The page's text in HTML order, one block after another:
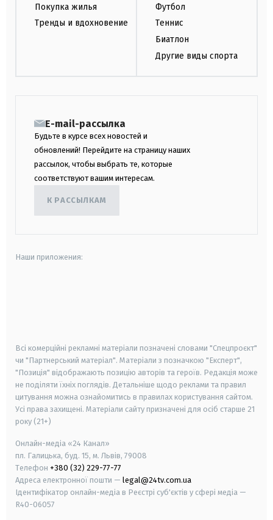
Покупка жилья
Тренды и вдохновение
Футбол
Теннис
Биатлон
Другие виды спорта
E-mail-рассылка
Будьте в курсе всех новостей и
обновлений! Перейдите на страницу наших
рассылок, чтобы выбрать те, которые
соответствуют вашим интересам.
К РАССЫЛКАМ
Наши приложения:
Всі комерційні рекламні матеріали позначені словами "Спецпроєкт"
чи "Партнерський матеріал". Матеріали з позначкою "Експерт",
"Позиція" відображають позицію авторів та героїв. Редакція може
не поділяти їхніх поглядів. Детальніше щодо реклами та правил
цитування можна ознайомитись в правилах користування сайтом.
Усі права захищені. Матеріали сайту призначені для осіб старше 21
року (21+)
Онлайн-медіа «24 Канал»
пл. Галицька, буд. 15, м. Львів, 79008
Телефон +380 (32) 229-77-77
Адреса електронної пошти — legal@24tv.com.ua
Ідентифікатор онлайн-медіа в Реєстрі суб'єктів у сфері медіа —
R40-06057